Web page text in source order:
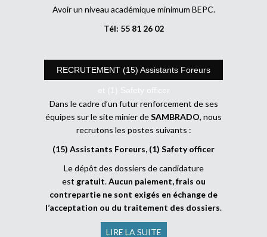
Avoir un niveau académique minimum BEPC.
Tél: 55 81 26 02
RECRUTEMENT (15) Assistants Foreurs
et (1) Safety officer
Dans le cadre d’un futur renforcement de ses
équipes sur le site minier deSAMBRADO, nous
recrutons les postes suivants :
(15) Assistants Foreurs, (1) Safety officer
Le dépôt des dossiers de candidature
est gratuit.Aucun paiement, frais ou
contrepartie ne sont exigés en échange de
l’acceptation ou du traitement des dossiers.
LIRE LA SUITE